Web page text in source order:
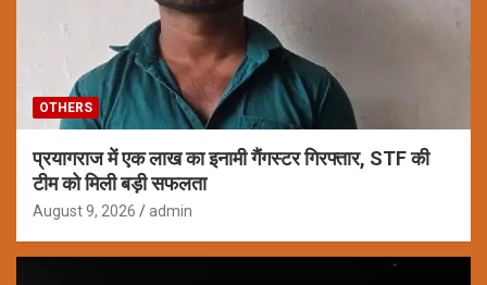
OTHERS
प्रयागराज में एक लाख का इनामी गैंगस्टर गिरफ्तार, STF की
टीम को मिली बड़ी सफलता
August 9, 2026 admin